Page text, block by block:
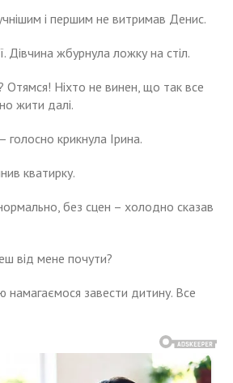
і першим не витримав Денис.
Дівчина жбурнула ложку на стіл.
Отямся! Ніхто не винен, що так все
жити далі.
крикнула Ірина.
кватирку.
без сцен – холодно сказав
від мене почути?
завести дитину. Все